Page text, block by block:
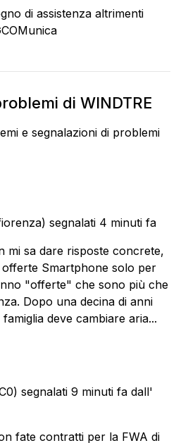
di assistenza altrimenti
di WINDTRE
e segnalazioni di problemi
segnalati 4 minuti fa
mi sa dare risposte concrete,
Smartphone solo per
"offerte" che sono più che
Dopo una decina di anni
deve cambiare aria...
segnalati 9 minuti fa dall'
fate contratti per la FWA di